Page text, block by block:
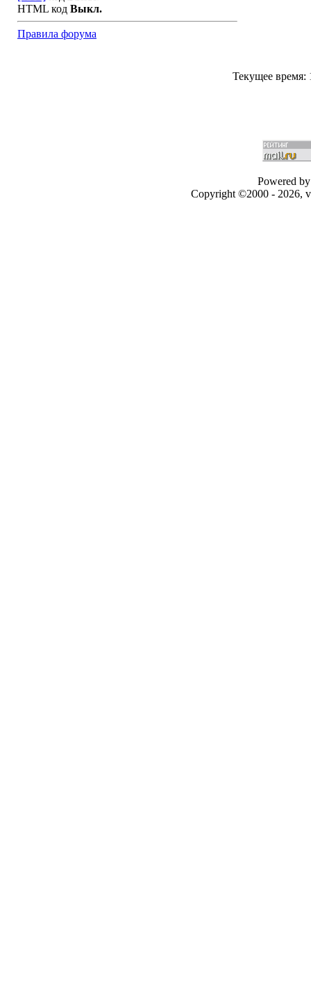
HTML код Выкл.
Правила форума
Текущее время:
Powered
Copyright ©2000 - 2026,